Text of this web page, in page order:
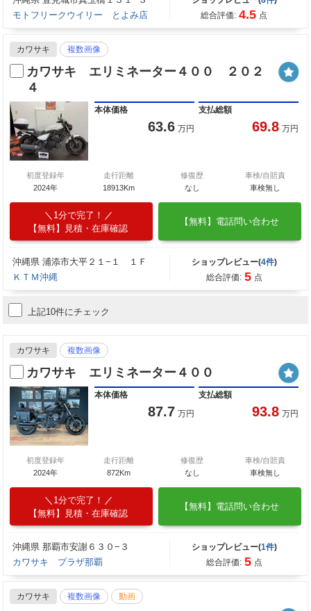
モトフリークウイリー とよみ店
総合評価: 4.5 点
カワサキ 複数画像
カワサキ エリミネーター４００ ２０２
４
本体価格
63.6 万円
支払総額
69.8 万円
初度登録年
2024年
走行距離
18913Km
修復歴
なし
車検/自賠責
車検無し
1分で完了！
【無料】見積・在庫確認
【無料】電話問い合わせ
沖縄県 浦添市大平２１−１ １Ｆ
ＫＴＭ沖縄
ショップレビュー(4件)
総合評価: 5 点
上記10件にチェック
カワサキ 複数画像
カワサキ エリミネーター４００
本体価格
87.7 万円
支払総額
93.8 万円
初度登録年
2024年
走行距離
872Km
修復歴
なし
車検/自賠責
車検無し
1分で完了！
【無料】見積・在庫確認
【無料】電話問い合わせ
沖縄県 那覇市安謝６３０−３
カワサキ プラザ那覇
ショップレビュー(1件)
総合評価: 5 点
カワサキ 複数画像 動画